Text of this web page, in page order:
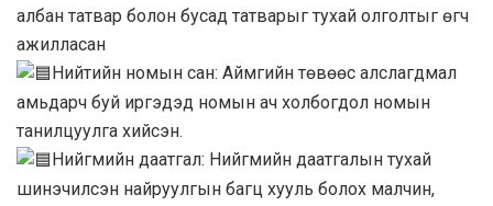
албан татвар болон бусад татварыг тухай олголтыг өгч
ажилласан
Нийтийн номын сан: Аймгийн төвөөс алслагдмал
амьдарч буй иргэдэд номын ач холбогдол номын
танилцуулга хийсэн.
Нийгмийн даатгал: Нийгмийн даатгалын тухай
шинэчилсэн найруулгын багц хууль болох малчин,